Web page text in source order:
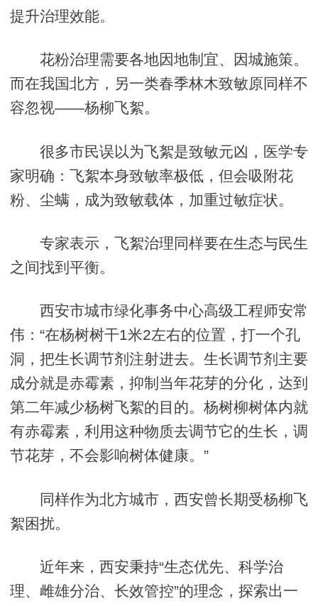
提升治理效能。
花粉治理需要各地因地制宜、因城施策。
而在我国北方，另一类春季林木致敏原同样不
容忽视——杨柳飞絮。
很多市民误以为飞絮是致敏元凶，医学专
家明确：飞絮本身致敏率极低，但会吸附花
粉、尘螨，成为致敏载体，加重过敏症状。
专家表示，飞絮治理同样要在生态与民生
之间找到平衡。
西安市城市绿化事务中心高级工程师安常
伟：“在杨树树干1米2左右的位置，打一个孔
洞，把生长调节剂注射进去。生长调节剂主要
成分就是赤霉素，抑制当年花芽的分化，达到
第二年减少杨树飞絮的目的。杨树柳树体内就
有赤霉素，利用这种物质去调节它的生长，调
节花芽，不会影响树体健康。”
同样作为北方城市，西安曾长期受杨柳飞
絮困扰。
近年来，西安秉持“生态优先、科学治
理、雌雄分治、长效管控”的理念，探索出一